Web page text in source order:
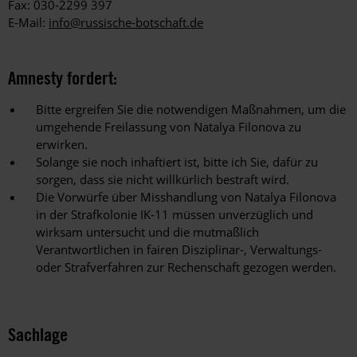
Fax: 030-2299 397
E-Mail: info@russische-botschaft.de
Amnesty fordert:
Bitte ergreifen Sie die notwendigen Maßnahmen, um die
umgehende Freilassung von Natalya Filonova zu
erwirken.
Solange sie noch inhaftiert ist, bitte ich Sie, dafür zu
sorgen, dass sie nicht willkürlich bestraft wird.
Die Vorwürfe über Misshandlung von Natalya Filonova
in der Strafkolonie IK-11 müssen unverzüglich und
wirksam untersucht und die mutmaßlich
Verantwortlichen in fairen Disziplinar-, Verwaltungs-
oder Strafverfahren zur Rechenschaft gezogen werden.
Sachlage